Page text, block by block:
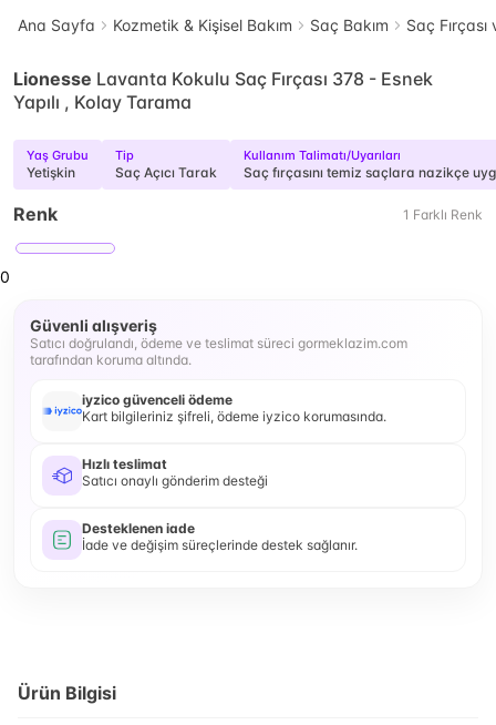
Ana Sayfa Kozmetik & Kişisel Bakım Saç Bakım Saç
Lionesse Lavanta Kokulu Saç Fırçası 378 - Esnek
Yapılı , Kolay Tarama
Yaş Grubu
Yetişkin
Tip
Saç Açıcı Tarak
Kullanım Talimatı/Uyarıları
Saç fırçasını temiz saçlara nazikçe
Renk 1 Farklı Renk
0
Güvenli alışveriş
Satıcı doğrulandı, ödeme ve teslimat süreci gormeklazim.com
tarafından koruma altında.
iyzico güvenceli ödeme
Kart bilgileriniz şifreli, ödeme iyzico korumasında.
Hızlı teslimat
Satıcı onaylı gönderim desteği
Desteklenen iade
İade ve değişim süreçlerinde destek sağlanır.
Ürün Bilgisi